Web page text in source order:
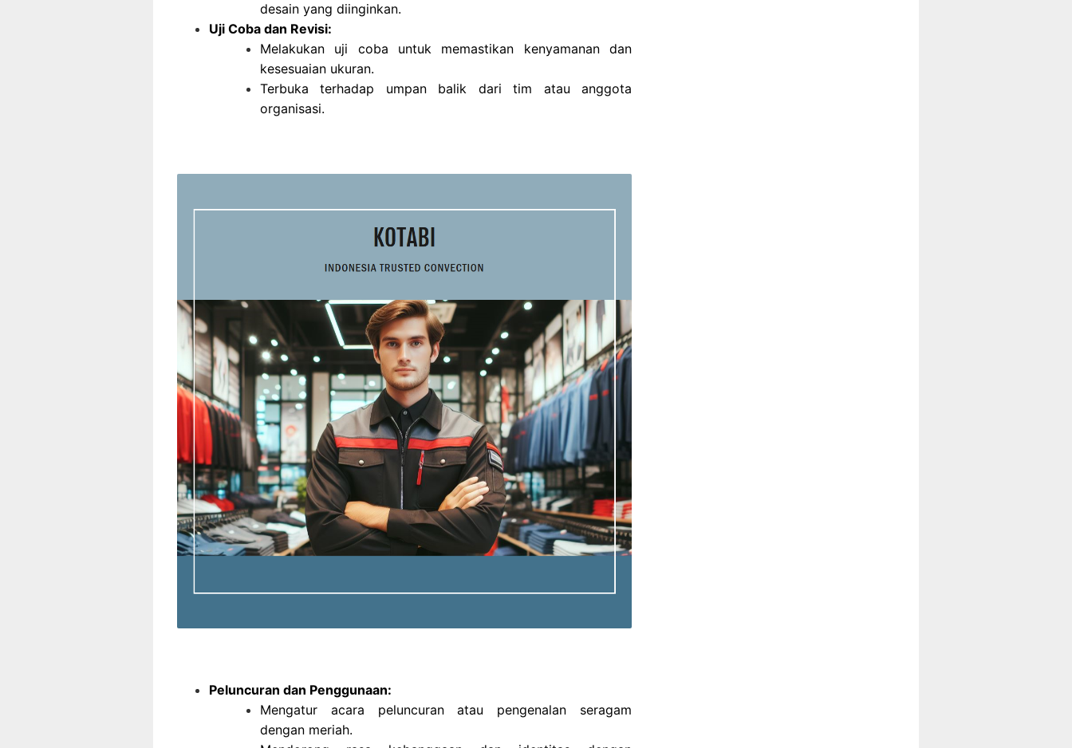
desain yang diinginkan.
Uji Coba dan Revisi:
Melakukan uji coba untuk memastikan kenyamanan dan
kesesuaian ukuran.
Terbuka terhadap umpan balik dari tim atau anggota
organisasi.
Peluncuran dan Penggunaan:
Mengatur acara peluncuran atau pengenalan seragam
dengan meriah.